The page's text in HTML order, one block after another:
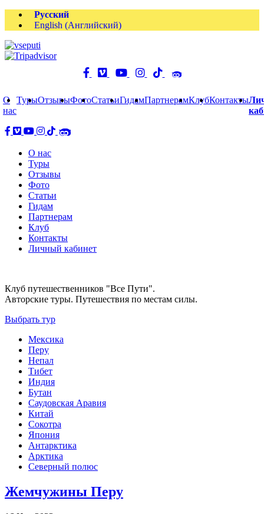
Русский
English (Английский)
О
нас
ТурыОтзывыФотоСтатьиГидамПартнерамКлубКонтакты
О нас
Туры
Отзывы
Фото
Статьи
Гидам
Партнерам
Клуб
Контакты
Личный кабинет
Клуб путешественников "Все Пути".
Авторские туры. Путешествия по местам силы.
Выбрать тур
Мексика
Перу
Непал
Тибет
Индия
Бутан
Саудовская Аравия
Китай
Сокотра
Япония
Антарктика
Арктика
Северный полюс
Жемчужины Перу